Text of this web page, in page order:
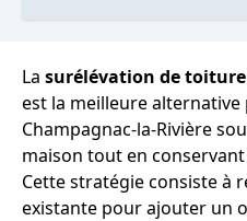
La surélévation de toiture
est la meilleure
Champagnac-la-Rivière
maison tout en
Cette stratégie consiste à
existante pour ajouter un